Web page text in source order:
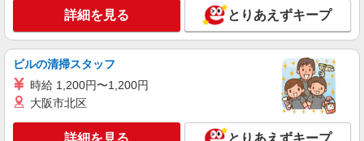
日・祝は時給＋50円 ※試用期間（実働200時
間）：時給1,090円
青森県上北郡おいらせ町中野平40-1 イオンモ
ール下田
キープ 詳細を見る
詳細を見る とりあえずキープ
ビルの清掃スタッフ
時給 1,200円〜1,200円
大阪市北区
詳細を見る とりあえずキープ